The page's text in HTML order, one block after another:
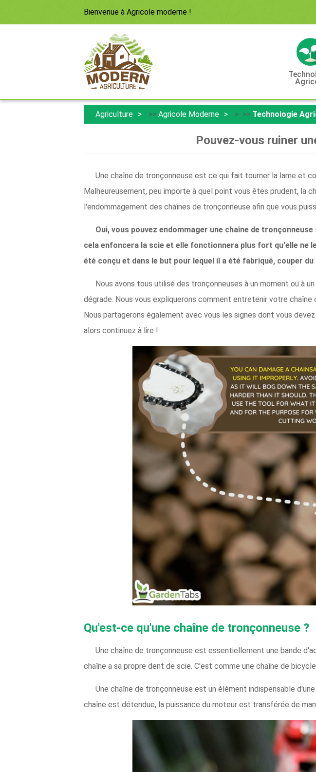
Bienvenue à Agricole moderne !
Agriculture >> Agricole Moderne > >> Technologie
Pouvez-vous ruiner
Une chaîne de tronçonneuse est ce qui fait tourner la lame et
Malheureusement, peu importe à quel point vous êtes prudent, la
l'endommagement des chaînes de tronçonneuse afin que vous
Oui, vous pouvez endommager une chaîne de
cela enfoncera la scie et elle fonctionnera plus fort qu'elle ne
été conçu et dans le but pour lequel il a été fabriqué, couper du
Nous avons tous utilisé des tronçonneuses à un moment ou à
dégrade. Nous vous expliquerons comment entretenir votre
Nous partagerons également avec vous les signes dont vous
alors continuez à lire !
Qu'est-ce qu'une chaîne de tronçonneuse ?
Une chaîne de tronçonneuse est essentiellement une bande
chaîne a sa propre dent de scie. C'est comme une chaîne de
Une chaîne de tronçonneuse est un élément indispensable
chaîne est détendue, la puissance du moteur est transférée de